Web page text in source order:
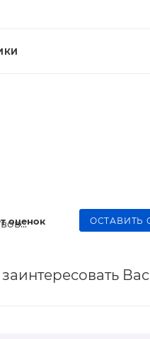
оценок ОСТАВИТЬ
Вас